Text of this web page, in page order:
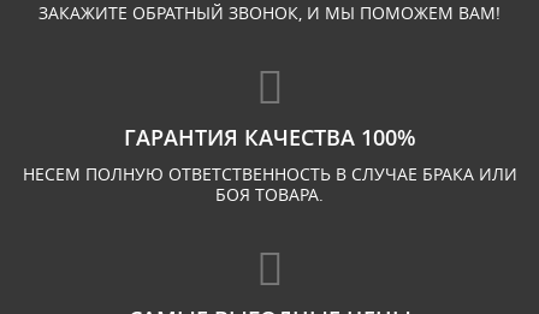
ЗАКАЖИТЕ ОБРАТНЫЙ ЗВОНОК, И МЫ ПОМОЖЕМ ВАМ!
ГАРАНТИЯ КАЧЕСТВА 100%
НЕСЕМ ПОЛНУЮ ОТВЕТСТВЕННОСТЬ В СЛУЧАЕ БРАКА ИЛИ
БОЯ ТОВАРА.